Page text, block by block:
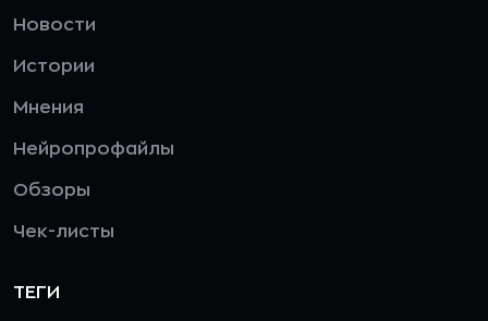
Новости
Истории
Мнения
Нейропрофайлы
Обзоры
Чек-листы
ТЕГИ